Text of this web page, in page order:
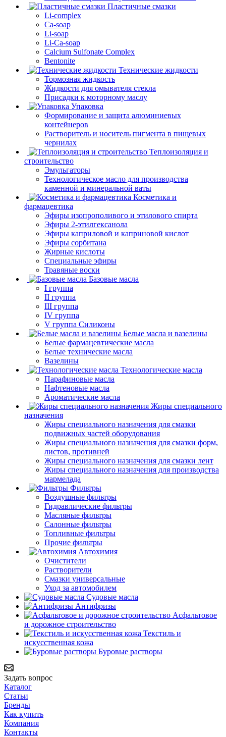
Пластичные смазки
Li-complex
Ca-soap
Li-soap
Li-Ca-soap
Calcium Sulfonate Complex
Bentonite
Технические жидкости
Тормозная жидкость
Жидкости для омывателя стекла
Присадки к моторному маслу
Упаковка
Формирование и защита алюминиевых
контейнеров
Растворитель и носитель пигмента в пищевых
чернилах
Теплоизоляция и
строительство
Эмульгаторы
Технологическое масло для производства
каменной и минеральной ваты
Косметика и
фармацевтика
Эфиры изопрополивого и этилового спирта
Эфиры 2-этилгексанола
Эфиры каприловой и каприновой кислот
Эфиры сорбитана
Жирные кислоты
Специальные эфиры
Травяные воски
Базовые масла
I группа
II группа
III группа
IV группа
V группа Силиконы
Белые масла и вазелины
Белые фармацевтические масла
Белые технические масла
Вазелины
Технологические масла
Парафиновые масла
Нафтеновые масла
Ароматические масла
Жиры специального
назначения
Жиры специального назначения для смазки
подвижных частей оборудования
Жиры специального назначения для смазки форм,
листов, противней
Жиры специального назначения для смазки лент
Жиры специального назначения для производства
мармелада
Фильтры
Воздушные фильтры
Гидравлические фильтры
Масляные фильтры
Салонные фильтры
Топливные фильтры
Прочие фильтры
Автохимия
Очистители
Растворители
Смазки универсальные
Уход за автомобилем
Судовые масла
Антифризы
Асфальтовое
и дорожное строительство
Текстиль и
искусственная кожа
Буровые растворы
Задать вопрос
Каталог
Статьи
Бренды
Как купить
Компания
Контакты